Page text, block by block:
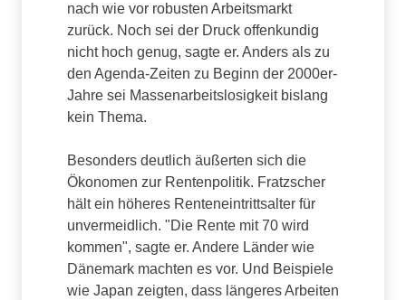
nach wie vor robusten Arbeitsmarkt
zurück. Noch sei der Druck offenkundig
nicht hoch genug, sagte er. Anders als zu
den Agenda-Zeiten zu Beginn der 2000er-
Jahre sei Massenarbeitslosigkeit bislang
kein Thema.
Besonders deutlich äußerten sich die
Ökonomen zur Rentenpolitik. Fratzscher
hält ein höheres Renteneintrittsalter für
unvermeidlich. "Die Rente mit 70 wird
kommen", sagte er. Andere Länder wie
Dänemark machten es vor. Und Beispiele
wie Japan zeigten, dass längeres Arbeiten